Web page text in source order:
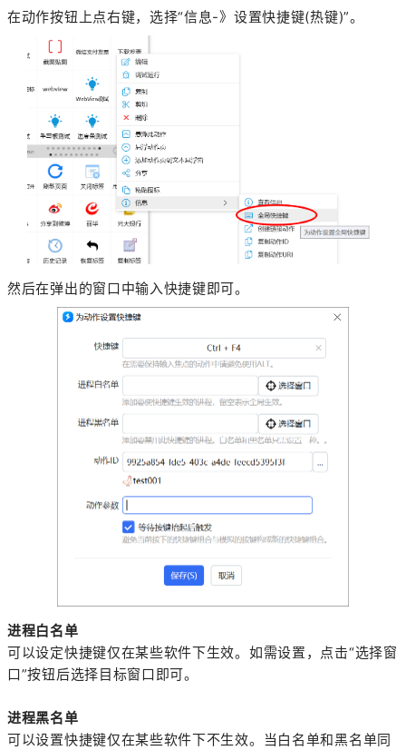
在动作按钮上点右键，选择“信息-》设置快捷键(热键)”。
然后在弹出的窗口中输入快捷键即可。
进程白名单
可以设定快捷键仅在某些软件下生效。如需设置，点击“选择窗
口”按钮后选择目标窗口即可。
进程黑名单
可以设置快捷键仅在某些软件下不生效。当白名单和黑名单同